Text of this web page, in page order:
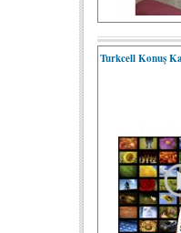
Turkcell Konuş